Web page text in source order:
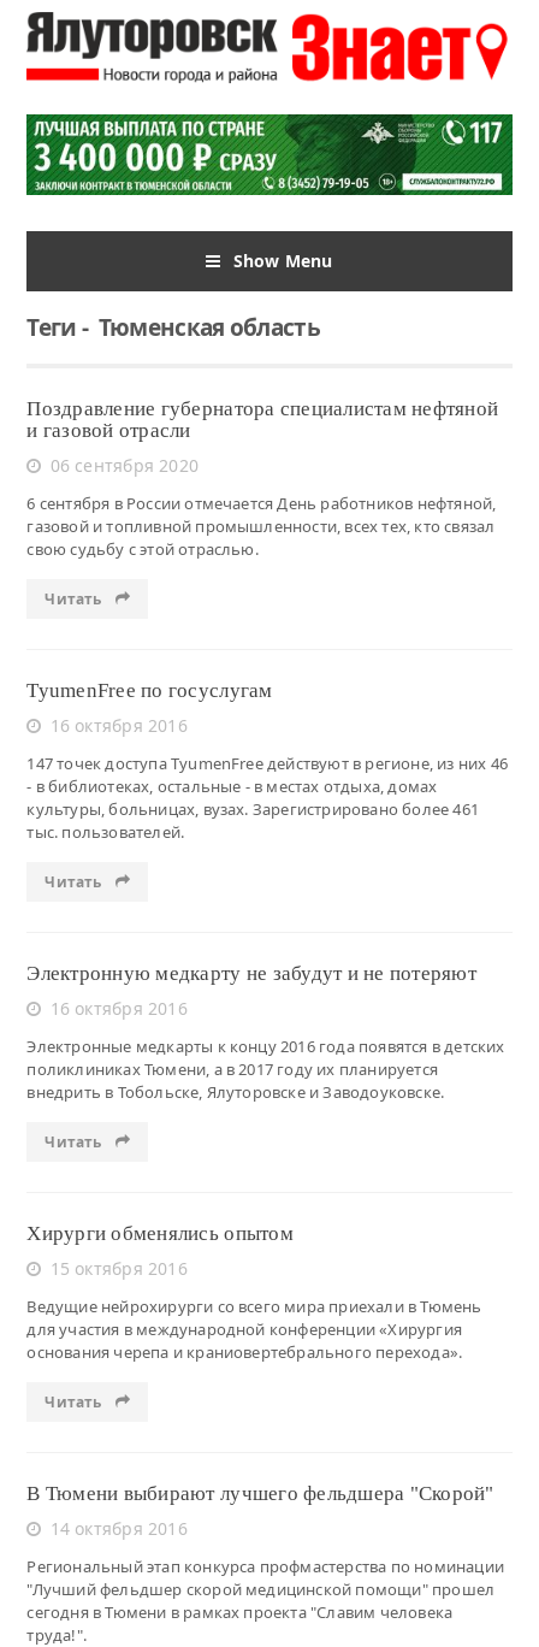
Show Menu
Теги-Тюменская область
Поздравление губернатора специалистам нефтяной
и газовой отрасли
06 сентября 2020
6 сентября в России отмечается День работников нефтяной,
газовой и топливной промышленности, всех тех, кто связал
свою судьбу с этой отраслью.
Читать
TyumenFree по госуслугам
16 октября 2016
147 точек доступа TyumenFree действуют в регионе, из них 46
- в библиотеках, остальные - в местах отдыха, домах
культуры, больницах, вузах. Зарегистрировано более 461
тыс. пользователей.
Читать
Электронную медкарту не забудут и не потеряют
16 октября 2016
Электронные медкарты к концу 2016 года появятся в детских
поликлиниках Тюмени, а в 2017 году их планируется
внедрить в Тобольске, Ялуторовске и Заводоуковске.
Читать
Хирурги обменялись опытом
15 октября 2016
Ведущие нейрохирурги со всего мира приехали в Тюмень
для участия в международной конференции «Хирургия
основания черепа и краниовертебрального перехода».
Читать
В Тюмени выбирают лучшего фельдшера "Скорой"
14 октября 2016
Региональный этап конкурса профмастерства по номинации
"Лучший фельдшер скорой медицинской помощи" прошел
сегодня в Тюмени в рамках проекта "Славим человека
труда!".